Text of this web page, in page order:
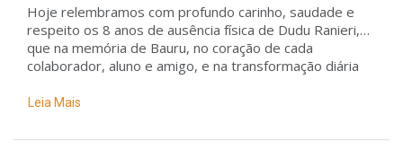
Hoje relembramos com profundo carinho, saudade e
respeito os 8 anos de ausência física de Dudu Ranieri,
que na memória de Bauru, no coração de cada
colaborador, aluno e amigo, e na transformação diária
Leia Mais